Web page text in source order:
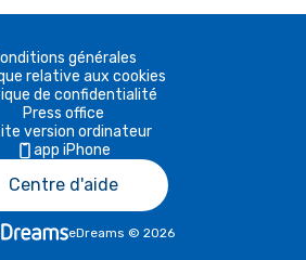
générales
relative aux cookies
de confidentialité
Press office
version ordinateur
app iPhone
Centre d'aide
eDreams © 2026